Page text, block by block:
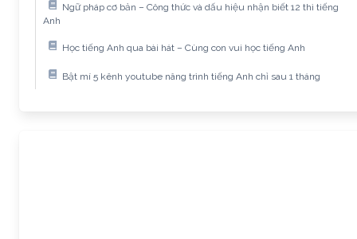
Ngữ pháp cơ bản – Công thức và dấu hiệu nhận biết 12 thì tiếng
Anh
Học tiếng Anh qua bài hát – Cùng con vui học tiếng Anh
Bật mí 5 kênh youtube nâng trình tiếng Anh chỉ sau 1 tháng